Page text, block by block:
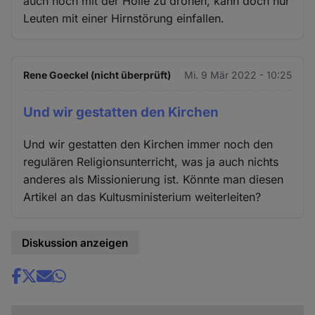
Leuten mit einer Hirnstörung einfallen.
Rene Goeckel (nicht überprüft) Mi. 9 Mär 2022 - 10:25
Und wir gestatten den Kirchen
Und wir gestatten den Kirchen immer noch den
regulären Religionsunterricht, was ja auch nichts
anderes als Missionierung ist. Könnte man diesen
Artikel an das Kultusministerium weiterleiten?
Diskussion anzeigen
Share